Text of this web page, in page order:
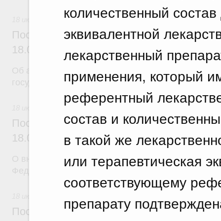
количественный
эквивалентной
лекарственный
применения, который
референтный
состав и
в такой же
или терапевтическая
соответствующему
препарату
Постановление Правительства
18.07.2026 г. № 904
государственных контрактов
Постановление Правительства
18.07.2026 г. № 909
О внесении изменения в постановление
Федерации от 17 февраля 2024 г. № 179
Постановление Правительства